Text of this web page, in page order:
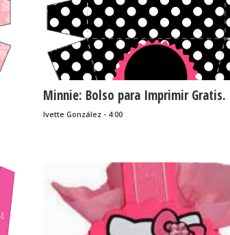
Minnie: Bolso para Imprimir Gratis.
Ivette González - 4:00